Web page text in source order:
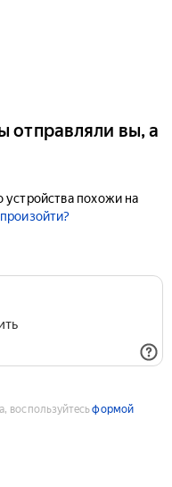
отправляли вы, а
устройства похожи на
воспользуйтесьформой